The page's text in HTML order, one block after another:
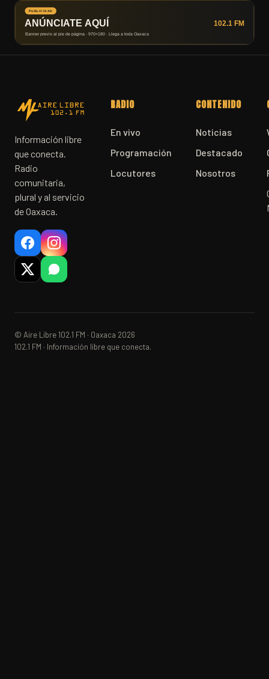
Información libre
que conecta.
Radio
comunitaria,
plural y al servicio
de Oaxaca.
RADIO
En vivo
Programación
Locutores
CONTENIDO
Noticias
Destacado
Nosotros
© Aire Libre 102.1 FM · Oaxaca 2026
102.1 FM · Información libre que conecta.